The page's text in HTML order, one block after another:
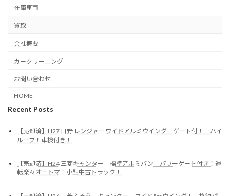
在庫車両
買取
会社概要
カークリーニング
お問い合わせ
HOME
Recent Posts
【売却済】H27 日野 レンジャー ワイドアルミウイング ゲート付！ ハイ
ルーフ！車検付き！
【売却済】H24 三菱キャンター 標準アルミバン パワーゲート付き！運
転楽々オートマ！小型中古トラック！